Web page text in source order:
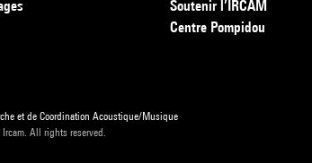
Soutenir l’IRCAM
Centre Pompidou
et de Coordination Acoustique/Musique
All rights reserved.